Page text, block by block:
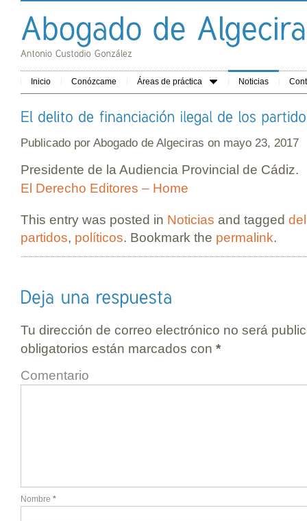
Inicio Conózcame Áreas de práctica Noticias
Publicado por Abogado de Algeciras on mayo 23,
Presidente de la Audiencia Provincial de Cádiz.
El Derecho Editores – Home
This entry was posted in Noticias and tagged
partidos, políticos. Bookmark the permalink.
Tu dirección de correo electrónico no será
obligatorios están marcados con *
Comentario
Nombre *